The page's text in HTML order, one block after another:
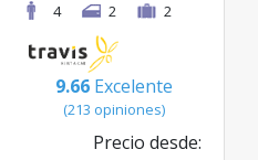
4
2 2
9.66 Excelente
(213 opiniones)
Precio desde: